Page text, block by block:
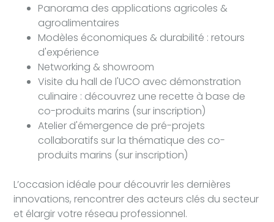
Panorama des applications agricoles &
agroalimentaires
Modèles économiques & durabilité : retours
d'expérience
Networking & showroom
Visite du hall de l'UCO avec démonstration
culinaire : découvrez une recette à base de
co-produits marins (sur inscription)
Atelier d'émergence de pré-projets
collaboratifs sur la thématique des co-
produits marins (sur inscription)
L’occa‎sion idéale pour découvrir les dernières
innovations, rencontrer des acteurs clés du secteur
et élargir votre réseau professionnel.